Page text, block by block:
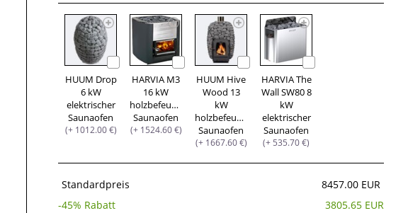
HUUM Drop
6 kW
elektrischer
Saunaofen
(+ 1012.00 €)
HARVIA M3
16 kW
holzbefeuerter
Saunaofen
(+ 1524.60 €)
HUUM Hive
Wood 13
kW
holzbefeuerter
Saunaofen
(+ 1667.60 €)
HARVIA The
Wall SW80 8
kW
elektrischer
Saunaofen
(+ 535.70 €)
Standardpreis
8457.00 EUR
-45% Rabatt
3805.65 EUR